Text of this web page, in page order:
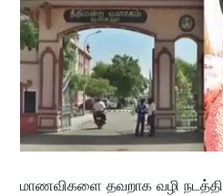
மாணவிகளை தவறாக வழி